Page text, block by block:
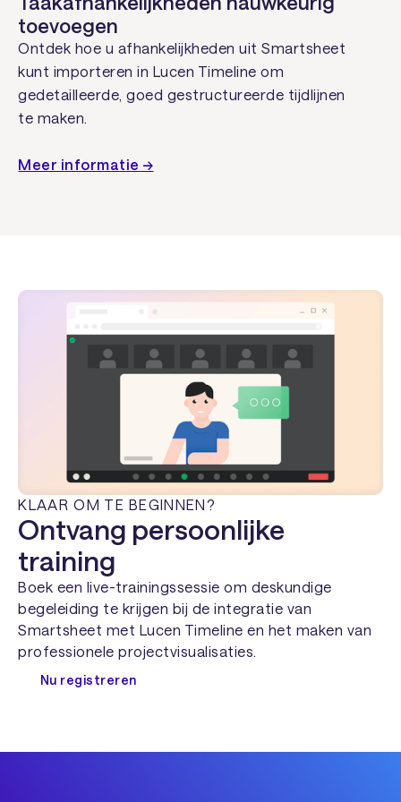
toevoegen
Ontdek hoe u afhankelijkheden uit Smartsheet
kunt importeren in Lucen Timeline om
gedetailleerde, goed gestructureerde tijdlijnen
te maken.
Meer informatie →
KLAAR OM TE BEGINNEN?
Ontvang persoonlijke
training
Boek een live-trainingssessie om deskundige
begeleiding te krijgen bij de integratie van
Smartsheet met Lucen Timeline en het maken van
professionele projectvisualisaties.
Nu registreren